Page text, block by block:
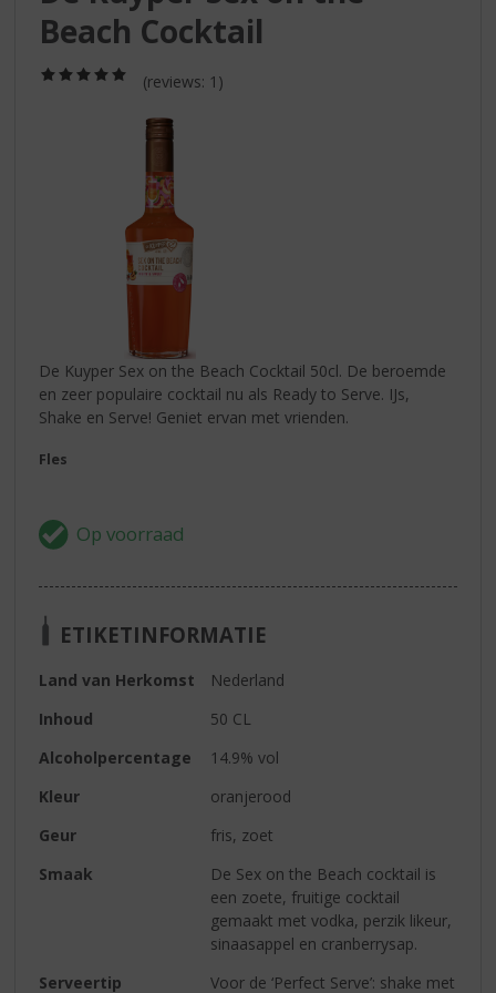
Beach Cocktail
/
(reviews: 1)
De Kuyper Sex on the Beach Cocktail 50cl. De beroemde
en zeer populaire cocktail nu als Ready to Serve. IJs,
Shake en Serve! Geniet ervan met vrienden.
Fles
ETIKETINFORMATIE
Land van Herkomst
Nederland
Inhoud
50 CL
Alcoholpercentage
14.9% vol
Kleur
oranjerood
Geur
fris, zoet
Smaak
De Sex on the Beach cocktail is
een zoete, fruitige cocktail
gemaakt met vodka, perzik likeur,
sinaasappel en cranberrysap.
Serveertip
Voor de ‘Perfect Serve’: shake met